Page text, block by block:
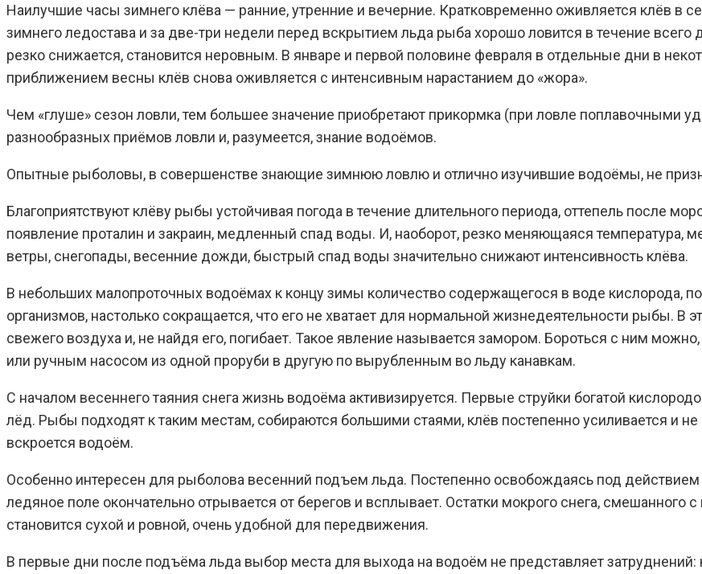
Наилучшие часы зимнего клёва — ранние, утренние и вечерние. Кратковременно оживляется клёв в
зимнего ледостава и за две-три недели перед вскрытием льда рыба хорошо ловится в течение всего
резко снижается, становится неровным. В январе и первой половине февраля в отдельные дни в
приближением весны клёв снова оживляется с интенсивным нарастанием до «жора».
Чем «глуше» сезон ловли, тем большее значение приобретают прикормка (при ловле поплавочными
разнообразных приёмов ловли и, разумеется, знание водоёмов.
Опытные рыболовы, в совершенстве знающие зимнюю ловлю и отлично изучившие водоёмы, не
Благоприятствуют клёву рыбы устойчивая погода в течение длительного периода, оттепель после
появление проталин и закраин, медленный спад воды. И, наоборот, резко меняющаяся температура,
ветры, снегопады, весенние дожди, быстрый спад воды значительно снижают интенсивность клёва.
В небольших малопроточных водоёмах к концу зимы количество содержащегося в воде кислорода,
организмов, настолько сокращается, что его не хватает для нормальной жизнедеятельности рыбы.
свежего воздуха и, не найдя его, погибает. Такое явление называется замором. Бороться с ним
или ручным насосом из одной проруби в другую по вырубленным во льду канавкам.
С началом весеннего таяния снега жизнь водоёма активизируется. Первые струйки богатой
лёд. Рыбы подходят к таким местам, собираются большими стаями, клёв постепенно усиливается и
вскроется водоём.
Особенно интересен для рыболова весенний подъем льда. Постепенно освобождаясь под
ледяное поле окончательно отрывается от берегов и всплывает. Остатки мокрого снега, смешанного
становится сухой и ровной, очень удобной для передвижения.
В первые дни после подъёма льда выбор места для выхода на водоём не представляет